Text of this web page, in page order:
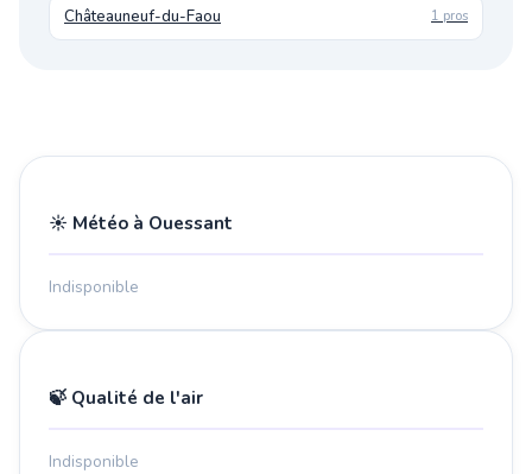
Châteauneuf-du-Faou 1 pros
☀️ Météo à Ouessant
Indisponible
🍃 Qualité de l'air
Indisponible